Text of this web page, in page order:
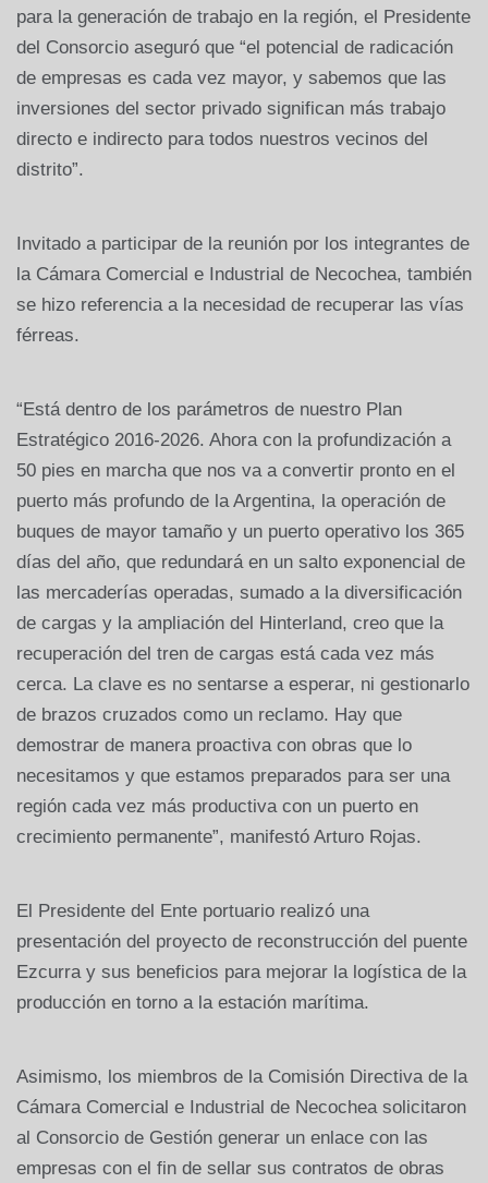
para la generación de trabajo en la región, el Presidente
del Consorcio aseguró que “el potencial de radicación
de empresas es cada vez mayor, y sabemos que las
inversiones del sector privado significan más trabajo
directo e indirecto para todos nuestros vecinos del
distrito”.
Invitado a participar de la reunión por los integrantes de
la Cámara Comercial e Industrial de Necochea, también
se hizo referencia a la necesidad de recuperar las vías
férreas.
“Está dentro de los parámetros de nuestro Plan
Estratégico 2016-2026. Ahora con la profundización a
50 pies en marcha que nos va a convertir pronto en el
puerto más profundo de la Argentina, la operación de
buques de mayor tamaño y un puerto operativo los 365
días del año, que redundará en un salto exponencial de
las mercaderías operadas, sumado a la diversificación
de cargas y la ampliación del Hinterland, creo que la
recuperación del tren de cargas está cada vez más
cerca. La clave es no sentarse a esperar, ni gestionarlo
de brazos cruzados como un reclamo. Hay que
demostrar de manera proactiva con obras que lo
necesitamos y que estamos preparados para ser una
región cada vez más productiva con un puerto en
crecimiento permanente”, manifestó Arturo Rojas.
El Presidente del Ente portuario realizó una
presentación del proyecto de reconstrucción del puente
Ezcurra y sus beneficios para mejorar la logística de la
producción en torno a la estación marítima.
Asimismo, los miembros de la Comisión Directiva de la
Cámara Comercial e Industrial de Necochea solicitaron
al Consorcio de Gestión generar un enlace con las
empresas con el fin de sellar sus contratos de obras